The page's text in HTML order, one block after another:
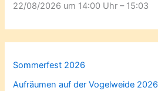
22/08/2026 um 14:00 Uhr – 15:03
Sommerfest 2026
Aufräumen auf der Vogelweide 2026